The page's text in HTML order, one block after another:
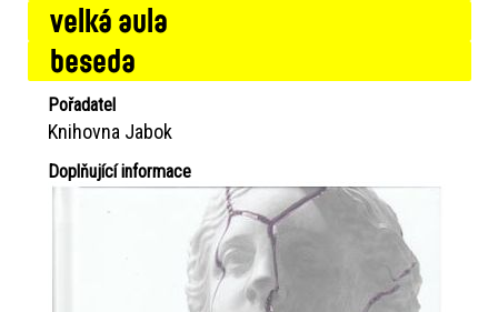
velká aula
beseda
Pořadatel
Knihovna Jabok
Doplňující informace